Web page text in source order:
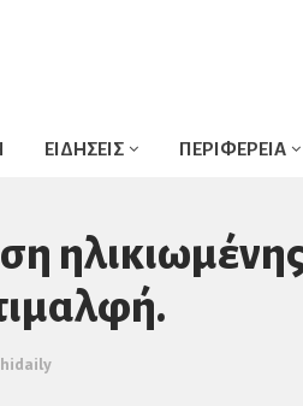
ΕΙΔΗΣΕΙΣ ΠΕΡΙΦΕΡΕΙΑ